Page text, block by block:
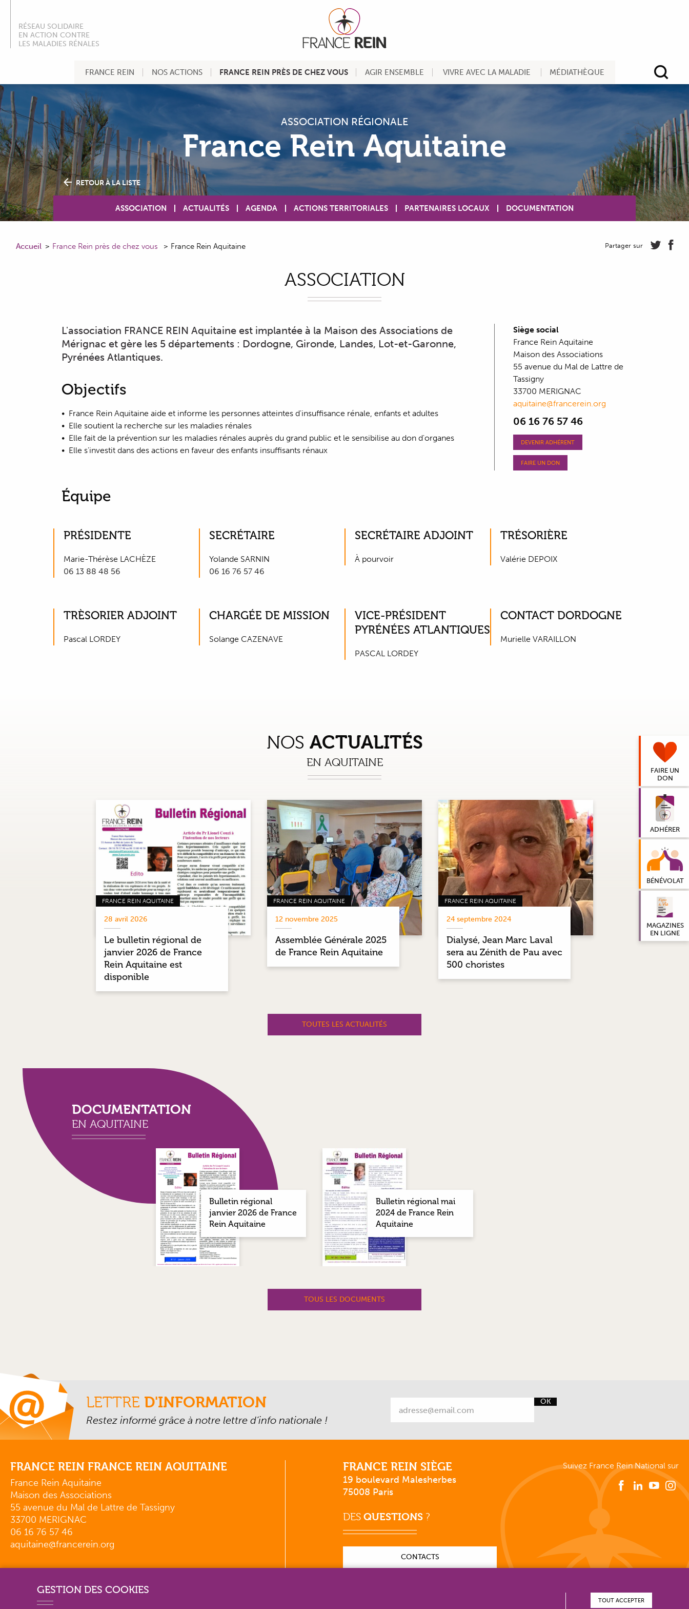
RÉSEAU SOLIDAIRE
EN ACTION CONTRE
LES MALADIES RÉNALES
FRANCE REIN NOS ACTIONS FRANCE REIN PRÈS DE CHEZ VOUS AGIR ENSEMBLE VIVRE AVEC LA MALADIE MÉDIATHÈQUE
FAIRE UN
DON
ADHÉRER
BÉNÉVOLAT
MAGAZINES
EN LIGNE
ASSOCIATION RÉGIONALE
France Rein Aquitaine
RETOUR À LA LISTE
ASSOCIATION ACTUALITÉS AGENDA ACTIONS TERRITORIALES PARTENAIRES LOCAUX DOCUMENTATION
Accueil France Rein près de chez vous France Rein Aquitaine Partager sur
ASSOCIATION
Siège social
France Rein Aquitaine
Maison des Associations
55 avenue du Mal de Lattre de
Tassigny
33700 MERIGNAC
aquitaine@francerein.org
06 16 76 57 46
DEVENIR ADHÉRENT
FAIRE UN DON
L'association FRANCE REIN Aquitaine est implantée à la Maison des Associations de
Mérignac et gère les 5 départements : Dordogne, Gironde, Landes, Lot-et-Garonne,
Pyrénées Atlantiques.
Objectifs
France Rein Aquitaine aide et informe les personnes atteintes d'insuffisance rénale, enfants et adultes
Elle soutient la recherche sur les maladies rénales
Elle fait de la prévention sur les maladies rénales auprès du grand public et le sensibilise au don d'organes
Elle s'investit dans des actions en faveur des enfants insuffisants rénaux
Équipe
PRÉSIDENTE
Marie-Thérèse LACHÈZE
06 13 88 48 56
SECRÉTAIRE
Yolande SARNIN
06 16 76 57 46
SECRÉTAIRE ADJOINT
À pourvoir
TRÉSORIÈRE
Valérie DEPOIX
TRÈSORIER ADJOINT
Pascal LORDEY
CHARGÉE DE MISSION
Solange CAZENAVE
VICE-PRÉSIDENT
PYRÉNÉES ATLANTIQUES
PASCAL LORDEY
CONTACT DORDOGNE
Murielle VARAILLON
NOS ACTUALITÉS
EN AQUITAINE
FRANCE REIN AQUITAINE
28 avril 2026
Le bulletin régional de
janvier 2026 de France
Rein Aquitaine est
disponible
FRANCE REIN AQUITAINE
12 novembre 2025
Assemblée Générale 2025
de France Rein Aquitaine
FRANCE REIN AQUITAINE
24 septembre 2024
Dialysé, Jean Marc Laval
sera au Zénith de Pau avec
500 choristes
TOUTES LES ACTUALITÉS
DOCUMENTATION
EN AQUITAINE
Bulletin régional
janvier 2026 de France
Rein Aquitaine
Bulletin régional mai
2024 de France Rein
Aquitaine
TOUS LES DOCUMENTS
LETTRE D'INFORMATION
Restez informé grâce à notre lettre d’info nationale !
OK
FRANCE REIN FRANCE REIN AQUITAINE
France Rein Aquitaine
Maison des Associations
55 avenue du Mal de Lattre de Tassigny
33700 MERIGNAC
06 16 76 57 46
aquitaine@francerein.org
FRANCE REIN SIÈGE
19 boulevard Malesherbes
75008 Paris
DESQUESTIONS ?
CONTACTS
Suivez France Rein National sur
GESTION DES COOKIES
TOUT ACCEPTER